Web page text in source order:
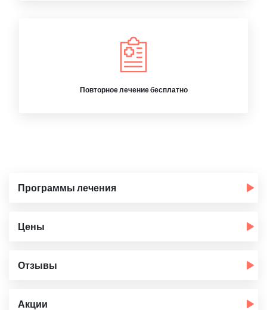
Повторное лечение бесплатно
Программы лечения
Цены
Отзывы
Акции